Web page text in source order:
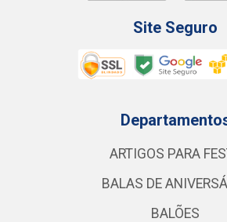
Site Seguro
ARTIGOS PARA
BALAS DE
BALÕES